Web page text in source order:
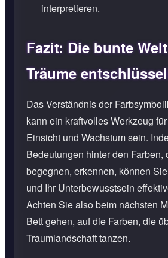
interpretieren.
Fazit: Die bunte
Träume
Das Verständnis der
kann ein kraftvolles Werkzeug
Einsicht und Wachstum sein.
Bedeutungen hinter den Farben,
begegnen, erkennen, können
und Ihr Unterbewusstsein
Achten Sie also beim nächsten
Bett gehen, auf die Farben, die
Traumlandschaft tanzen.